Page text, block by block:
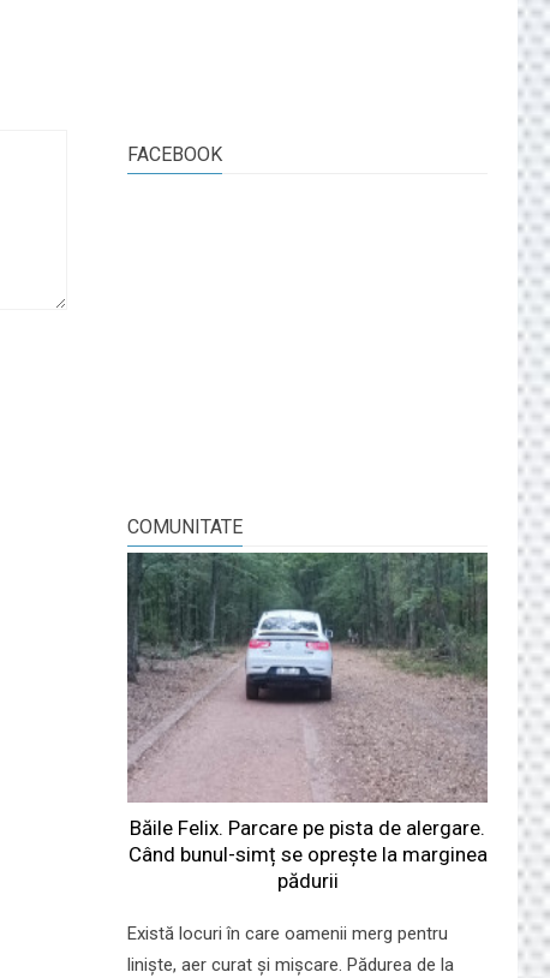
FACEBOOK
COMUNITATE
Băile Felix. Parcare pe pista de alergare.
Când bunul-simț se oprește la marginea
pădurii
Există locuri în care oamenii merg pentru
liniște, aer curat și mișcare. Pădurea de la